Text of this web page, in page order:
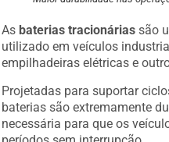
As baterias tracionárias são
utilizado em veículos
empilhadeiras elétricas e
Projetadas para suportar
baterias são extremamente
necessária para que os
períodos sem interrupção.